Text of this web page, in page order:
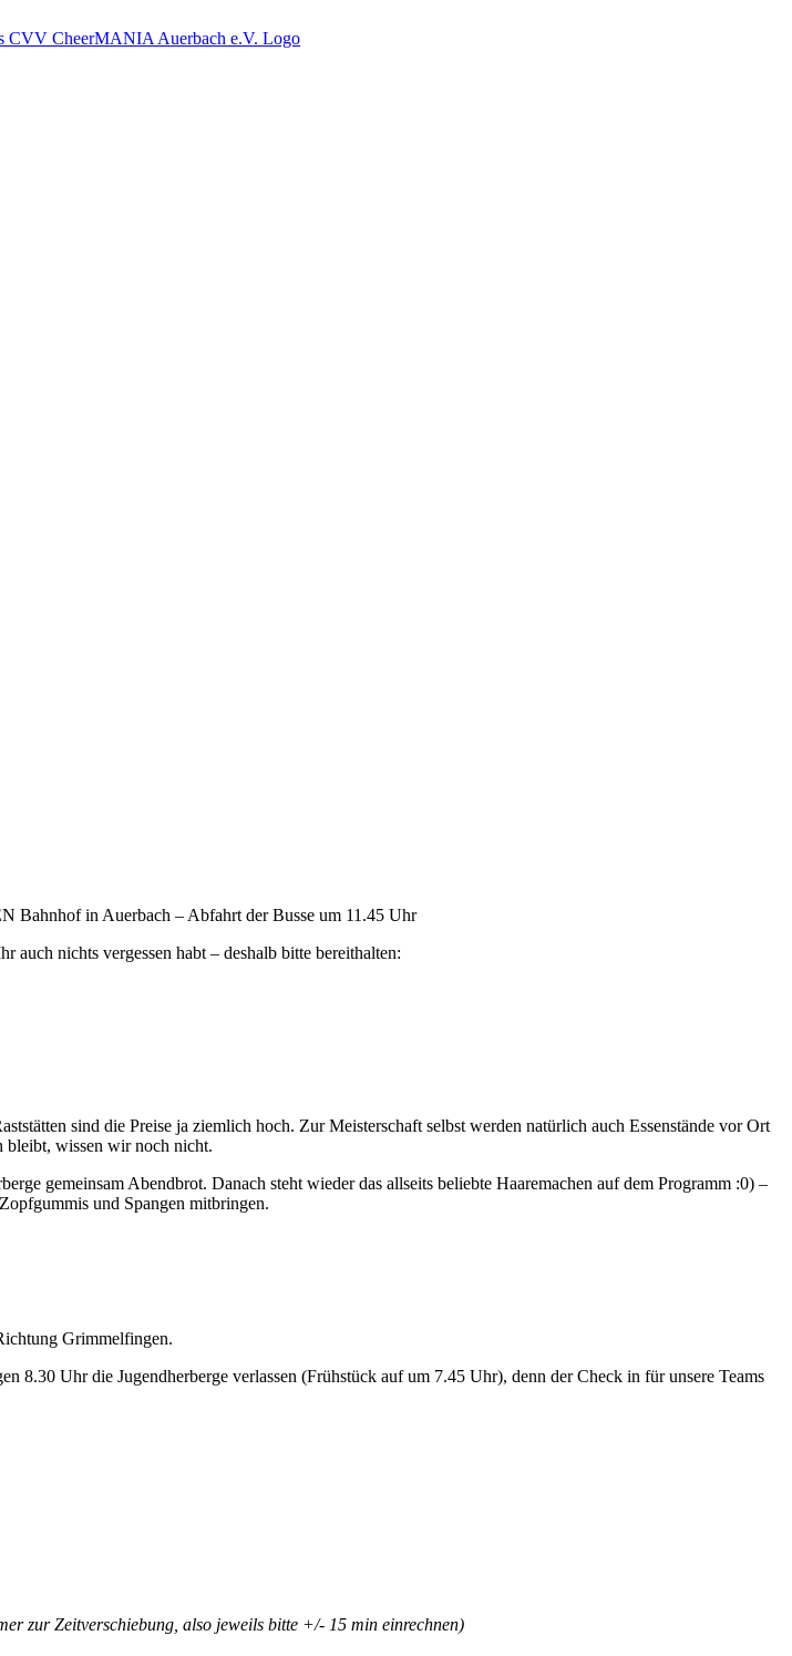
Bahnhof in Auerbach – Abfahrt der Busse um 11.45 Uhr
nichts vergessen habt – deshalb bitte bereithalten:
sind die Preise ja ziemlich hoch. Zur Meisterschaft selbst werden natürlich auch Essenstände vor Ort
bleibt, wissen wir noch nicht.
gemeinsam Abendbrot. Danach steht wieder das allseits beliebte Haaremachen auf dem Programm :0) –
und Spangen mitbringen.
Grimmelfingen.
8.30 Uhr die Jugendherberge verlassen (Frühstück auf um 7.45 Uhr), denn der Check in für unsere Teams
zur Zeitverschiebung, also jeweils bitte +/- 15 min einrechnen)